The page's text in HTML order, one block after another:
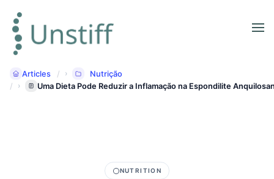
Articles
Nutrição
Uma Dieta Pode Reduzir a Inflamação na Espondilite
NUTRITION